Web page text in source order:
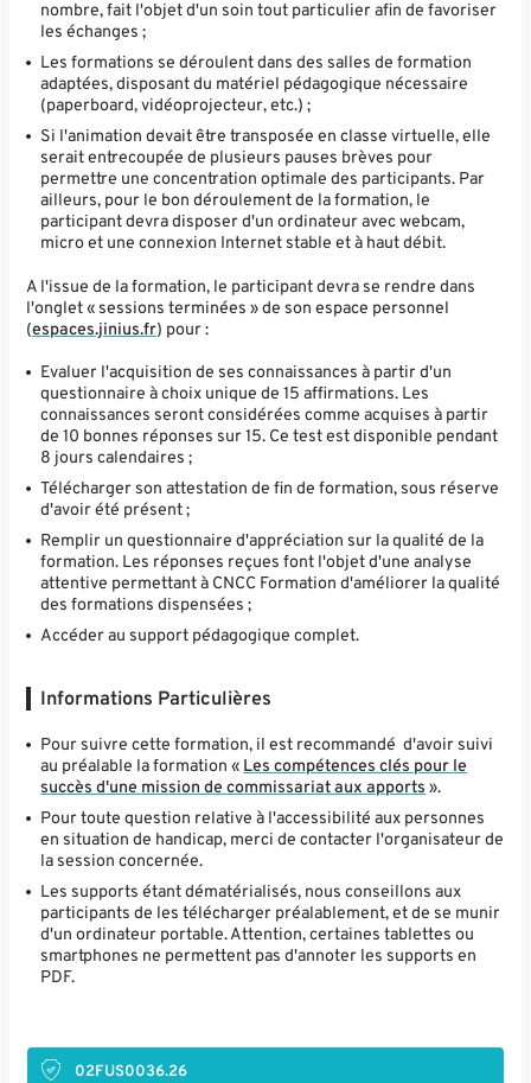
nombre, fait l'objet d'un soin tout particulier afin de favoriser
les échanges ;
Les formations se déroulent dans des salles de formation
adaptées, disposant du matériel pédagogique nécessaire
(paperboard, vidéoprojecteur, etc.) ;
Si l'animation devait être transposée en classe virtuelle, elle
serait entrecoupée de plusieurs pauses brèves pour
permettre une concentration optimale des participants. Par
ailleurs, pour le bon déroulement de la formation, le
participant devra disposer d'un ordinateur avec webcam,
micro et une connexion Internet stable et à haut débit.
A l'issue de la formation, le participant devra se rendre dans
l'onglet « sessions terminées » de son espace personnel
(espaces.jinius.fr) pour :
Evaluer l'acquisition de ses connaissances à partir d'un
questionnaire à choix unique de 15 affirmations. Les
connaissances seront considérées comme acquises à partir
de 10 bonnes réponses sur 15. Ce test est disponible pendant
8 jours calendaires ;
Télécharger son attestation de fin de formation, sous réserve
d'avoir été présent ;
Remplir un questionnaire d'appréciation sur la qualité de la
formation. Les réponses reçues font l'objet d'une analyse
attentive permettant à CNCC Formation d'améliorer la qualité
des formations dispensées ;
Accéder au support pédagogique complet.
Informations Particulières
Pour suivre cette formation, il est recommandé d'avoir suivi
au préalable la formation « Les compétences clés pour le
succès d'une mission de commissariat aux apports ».
Pour toute question relative à l'accessibilité aux personnes
en situation de handicap, merci de contacter l'organisateur de
la session concernée.
Les supports étant dématérialisés, nous conseillons aux
participants de les télécharger préalablement, et de se munir
d'un ordinateur portable. Attention, certaines tablettes ou
smartphones ne permettent pas d'annoter les supports en
PDF.
02FUS0036.26